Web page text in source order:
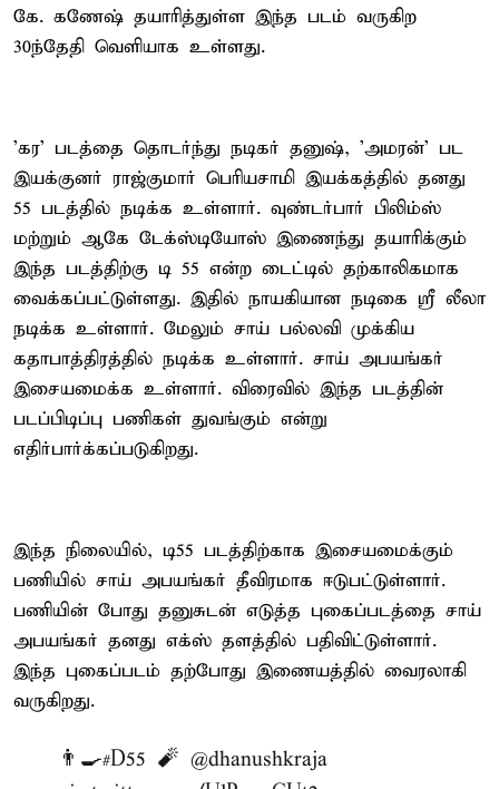
கே. கணேஷ் தயாரித்துள்ள இந்த படம் வருகிற
30ந்தேதி வெளியாக உள்ளது.
'கர' படத்தை தொடர்ந்து நடிகர் தனுஷ், 'அமரன்' பட
இயக்குனர் ராஜ்குமார் பெரியசாமி இயக்கத்தில் தனது
55 படத்தில் நடிக்க உள்ளார். வுண்டர்பார் பிலிம்ஸ்
மற்றும் ஆகே டேக்ஸ்டியோஸ் இணைந்து தயாரிக்கும்
இந்த படத்திற்கு டி 55 என்ற டைட்டில் தற்காலிகமாக
வைக்கப்பட்டுள்ளது. இதில் நாயகியான நடிகை ஸ்ரீ லீலா
நடிக்க உள்ளார். மேலும் சாய் பல்லவி முக்கிய
கதாபாத்திரத்தில் நடிக்க உள்ளார். சாய் அபயங்கர்
இசையமைக்க உள்ளார். விரைவில் இந்த படத்தின்
படப்பிடிப்பு பணிகள் துவங்கும் என்று
எதிர்பார்க்கப்படுகிறது.
இந்த நிலையில், டி55 படத்திற்காக இசையமைக்கும்
பணியில் சாய் அபயங்கர் தீவிரமாக ஈடுபட்டுள்ளார்.
பணியின் போது தனுசுடன் எடுத்த புகைப்படத்தை சாய்
அபயங்கர் தனது எக்ஸ் தளத்தில் பதிவிட்டுள்ளார்.
இந்த புகைப்படம் தற்போது இணையத்தில் வைரலாகி
வருகிறது.
👨‍🍳#D55 🧨 @dhanushkraja